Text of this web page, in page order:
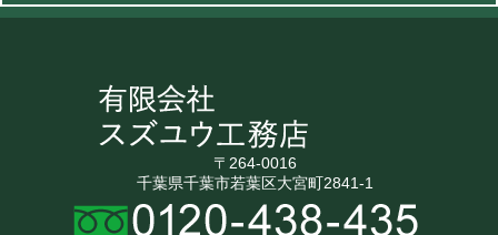
〒264-0016
千葉県千葉市若葉区大宮町2841-1